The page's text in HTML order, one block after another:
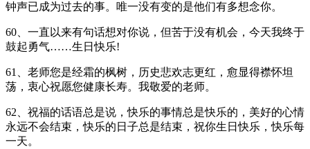
钟声已成为过去的事。唯一没有变的是他们有多想念你。
60、一直以来有句话想对你说，但苦于没有机会，今天我终于
鼓起勇气……生日快乐!
61、老师您是经霜的枫树，历史悲欢志更红，愈显得襟怀坦
荡，衷心祝愿您健康长寿。我敬爱的老师。
62、祝福的话语总是说，快乐的事情总是快乐的，美好的心情
永远不会结束，快乐的日子总是结束，祝你生日快乐，快乐每
一天。